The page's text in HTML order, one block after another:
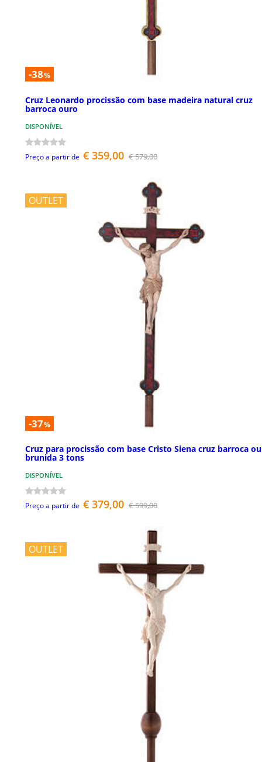
-38%
Cruz Leonardo procissão com base madeira natural cruz
barroca ouro
DISPONÍVEL
Preço a partir de € 359,00 € 579,00
OUTLET
-37%
Cruz para procissão com base Cristo Siena cruz barroca
brunida 3 tons
DISPONÍVEL
Preço a partir de € 379,00 € 599,00
OUTLET